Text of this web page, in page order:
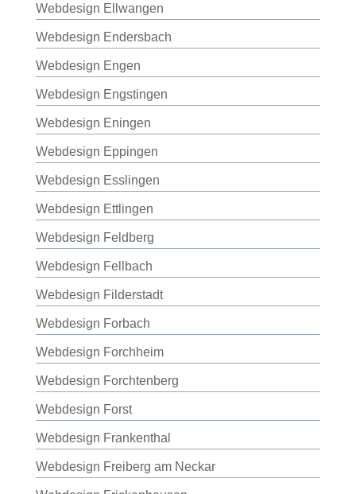
Webdesign Ellwangen
Webdesign Endersbach
Webdesign Engen
Webdesign Engstingen
Webdesign Eningen
Webdesign Eppingen
Webdesign Esslingen
Webdesign Ettlingen
Webdesign Feldberg
Webdesign Fellbach
Webdesign Filderstadt
Webdesign Forbach
Webdesign Forchheim
Webdesign Forchtenberg
Webdesign Forst
Webdesign Frankenthal
Webdesign Freiberg am Neckar